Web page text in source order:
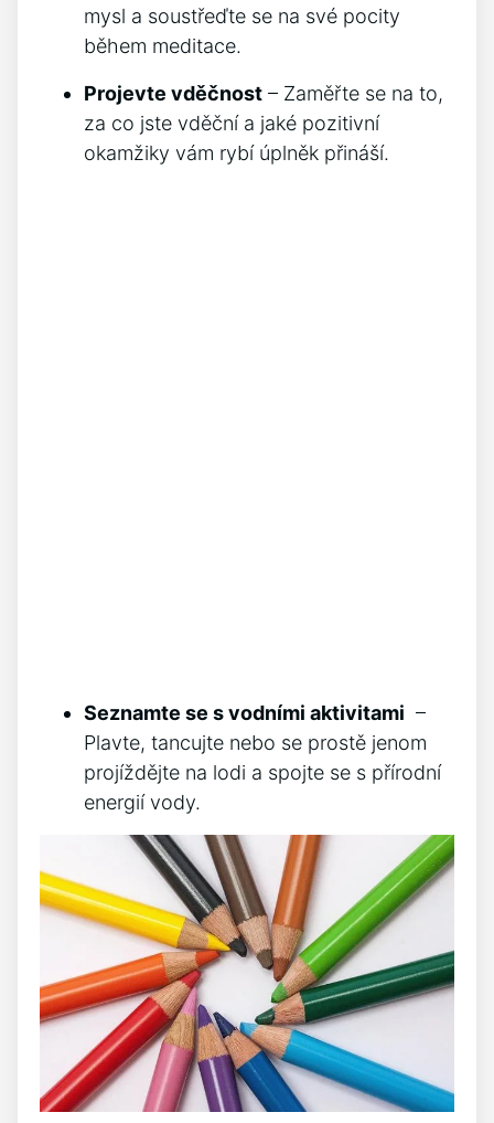
mysl a soustřeďte se na své pocity
během meditace.
Projevte vděčnost – Zaměřte se na to,
za co⁤ jste‍ vděční a jaké pozitivní
okamžiky vám ⁤rybí úplněk ⁤přináší.
Seznamte se ‌s vodními ⁢aktivitami ⁤ –
Plavte, tancujte nebo se prostě jenom
projíždějte na lodi a ⁣spojte ⁣se s‍ přírodní
energií vody.